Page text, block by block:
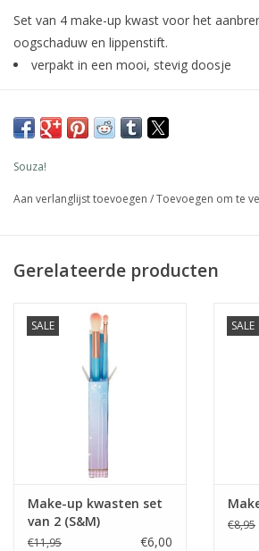
Set van 4 make-up kwast voor het
oogschaduw en lippenstift.
verpakt in een mooi, stevig doosje
Souza!
Aan verlanglijst toevoegen /Toevoegen om te
Gerelateerde producten
SALE
Make-up kwasten set
van 2 (S&M)
€11,95 €6,00
SALE
€8,95